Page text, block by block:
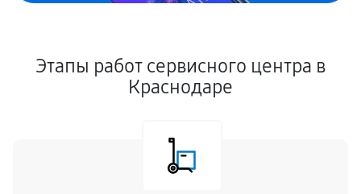
Этапы работ сервисного центра в
Краснодаре